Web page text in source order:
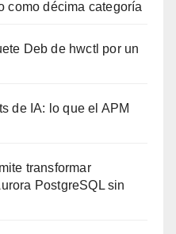
como décima categoría
Deb de hwctl por un
de IA: lo que el APM
transformar
PostgreSQL sin